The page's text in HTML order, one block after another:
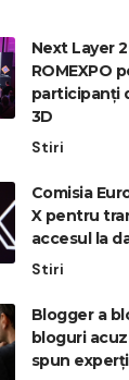
Next Layer
ROMEXPO
participanți
3D
Stiri
Comisia
X pentru
accesul la
Stiri
Blogger a
bloguri
spun